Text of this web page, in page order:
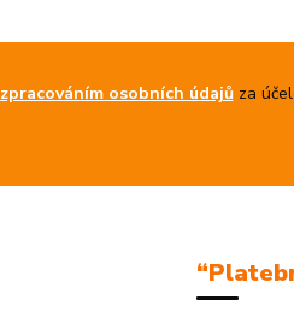
zpracováním osobních údajůza